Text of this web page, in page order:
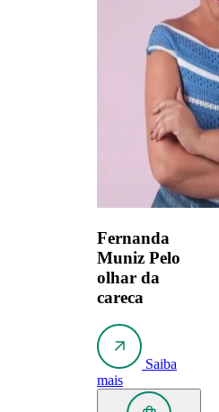
Fernanda
Muniz Pelo
olhar da
careca
Saiba
mais